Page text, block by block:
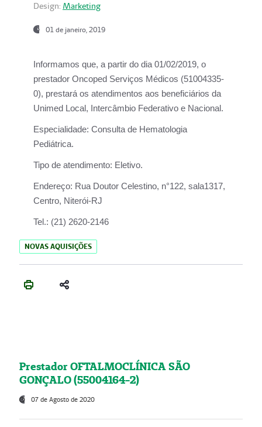
Design: Marketing
01 de janeiro, 2019
Informamos que, a partir do dia 01/02/2019, o
prestador Oncoped Serviços Médicos (51004335-
0), prestará os atendimentos aos beneficiários da
Unimed Local, Intercâmbio Federativo e Nacional.
Especialidade: Consulta de Hematologia
Pediátrica.
Tipo de atendimento: Eletivo.
Endereço: Rua Doutor Celestino, n°122, sala1317,
Centro, Niterói-RJ
Tel.: (21) 2620-2146
NOVAS AQUISIÇÕES
Prestador OFTALMOCLÍNICA SÃO
GONÇALO (55004164-2)
07 de Agosto de 2020